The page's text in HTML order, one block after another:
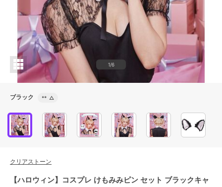
1/6
ブラック ** △
クリアストーン
【ハロウィン】コスプレ けもみみピン セット ブラックキャ